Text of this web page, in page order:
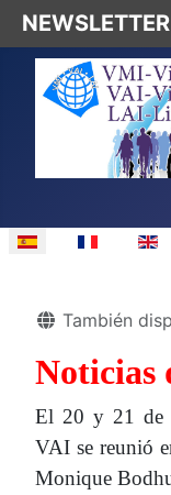
Seleccione su idioma
Detalles
También
Noticias
El 20 y 21 de
VAI se reunió
Monique